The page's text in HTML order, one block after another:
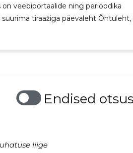
veebiportaalide ning perioodika
tiraažiga päevaleht Õhtuleht,
Endised
liige